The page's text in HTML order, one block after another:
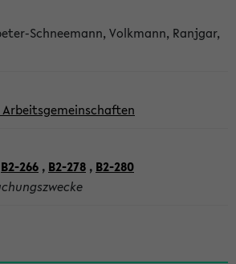
Schneemann, Volkmann, Ranjgar,
B2-266 , B2-278 , B2-280